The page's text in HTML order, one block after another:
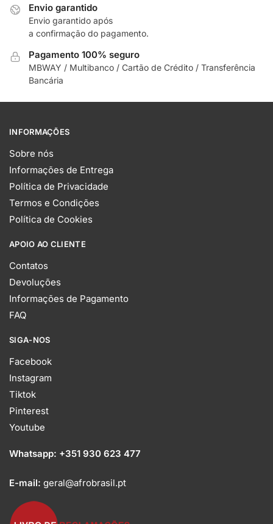
Envio garantido
Envio garantido após
a confirmação do pagamento.
Pagamento 100% seguro
MBWAY / Multibanco / Cartão de Crédito / Transferência
Bancária
INFORMAÇÕES
Sobre nós
Informações de Entrega
Política de Privacidade
Termos e Condições
Política de Cookies
APOIO AO CLIENTE
Contatos
Devoluções
Informações de Pagamento
FAQ
SIGA-NOS
Facebook
Instagram
Tiktok
Pinterest
Youtube
Whatsapp: +351 930 623 477
E-mail: geral@afrobrasil.pt